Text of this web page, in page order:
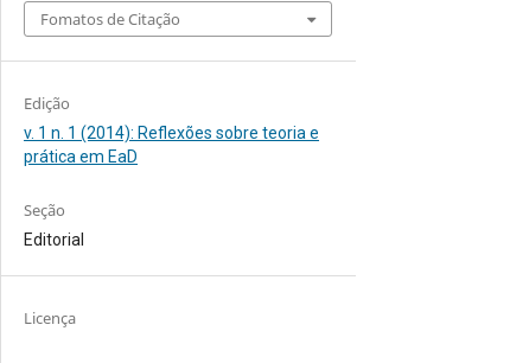
Fomatos de Citação
Edição
v. 1 n. 1 (2014): Reflexões sobre teoria e
prática em EaD
Seção
Editorial
Licença